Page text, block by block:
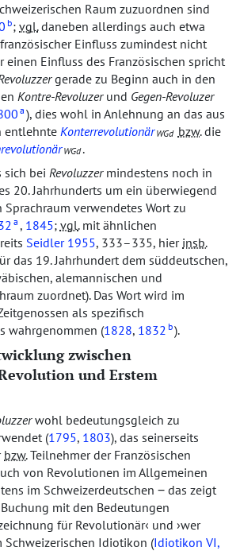
Raum zuzuordnen sind
b;vgl.daneben allerdings auch etwa
Einfluss zumindest nicht
einen Einfluss des Französischen spricht
gerade zu Beginn auch in den
Kontre-Revoluzerund Gegen-Revoluzer
a ), dies wohl in Anlehnung an das aus
entlehnte Konterrevolutionär WGd bzw.die
WGd.
sich bei Revoluzzermindestens noch in
20. Jahrhunderts um ein überwiegend
Sprachraum verwendetes Wort zu
a , 1845; vgl.mit ähnlichen
Seidler 1955, 333–335, hier insb.
das 19. Jahrhundert dem süddeutschen,
alemannischen und
zuordnet). Das Wort wird im
als spezifisch
wahrgenommen (1828, 1832 b).
zwischen
und Erstem
wohl bedeutungsgleich zu
(1795, 1803), das seinerseits
bzw.Teilnehmer der Französischen
von Revolutionen im Allgemeinen
im Schweizerdeutschen ‒ das zeigt
mit den Bedeutungen
für Revolutionär und wer
Schweizerischen Idiotikon (Idiotikon VI,